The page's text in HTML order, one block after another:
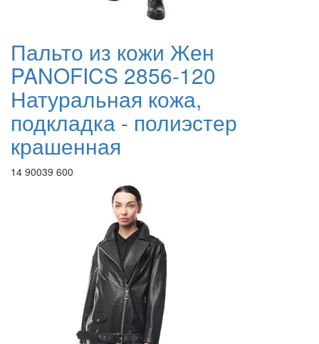
Пальто из кожи Жен
PANOFICS 2856-120
Натуральная кожа,
подкладка - полиэстер
крашенная
14 90039 600